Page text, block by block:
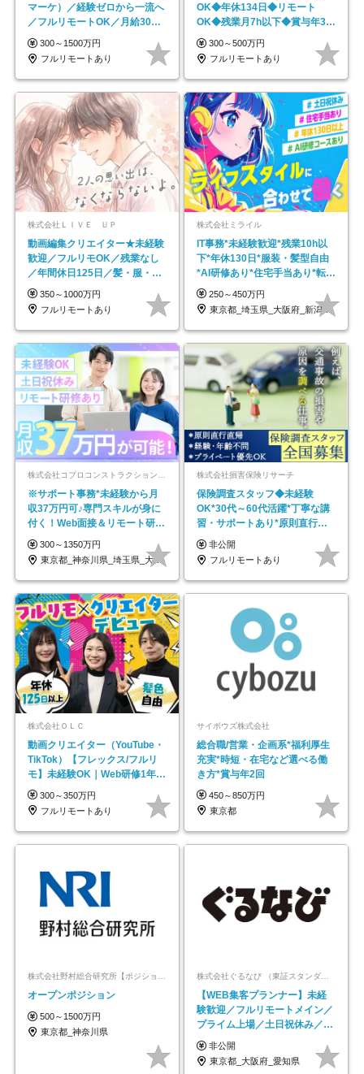
マーケ）／経験ゼロから一流へ
／フルリモートOK／月給30万
円～／年休130日以上
300～1500万円
フルリモートあり
OK◆年休134日◆リモート
OK◆残業月7h以下◆賞与年3回
◆5年目まで必ず昇給
300～500万円
フルリモートあり
株式会社ＬＩＶＥ ＵＰ
動画編集クリエイター★未経験
歓迎／フルリモOK／残業なし
／年間休日125日／髪・服・ネ
イル自由／研修充実で安心
350～1000万円
フルリモートあり
株式会社ミライル
IT事務*未経験歓迎*残業10h以
下*年休130日*服装・髪型自由
*AI研修あり*住宅手当あり*転勤
なし
250～450万円
東京都_埼玉県_大阪府_新潟県_福岡県
※サポート事務*未経験から月
収37万円可♪専門スキルが身に
付く！Web面接＆リモート研修
も充実♪/a
300～1350万円
東京都_神奈川県_埼玉県_大阪府_愛知県…
株式会社損害保険リサーチ
保険調査スタッフ◆未経験
OK*30代～60代活躍*丁寧な講
習・サポートあり*原則直行直
帰／全国募集・業務委託
非公開
フルリモートあり
株式会社ＯＬＣ
動画クリエイター（YouTube・
TikTok）【フレックス/フルリ
モ】未経験OK｜Web研修1年間
｜副業OK
300～350万円
フルリモートあり
サイボウズ株式会社
総合職/営業・企画系*福利厚生
充実*時短・在宅など選べる働
き方*賞与年2回
450～850万円
東京都
オープンポジション
500～1500万円
東京都_神奈川県
株式会社ぐるなび （東証スタンダード上場）
【WEB集客プランナー】未経
験歓迎／フルリモートメイン／
プライム上場／土日祝休み／東
京・大阪・名古屋
非公開
東京都_大阪府_愛知県